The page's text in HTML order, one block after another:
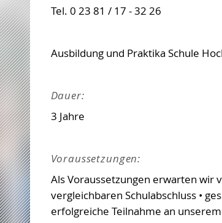
Tel. 0 23 81 / 17 - 32 26
Ausbildung und Praktika Schule
Dauer:
3 Jahre
Voraussetzungen:
Als Voraussetzungen erwarten wir
vergleichbaren Schulabschluss •
erfolgreiche Teilnahme an